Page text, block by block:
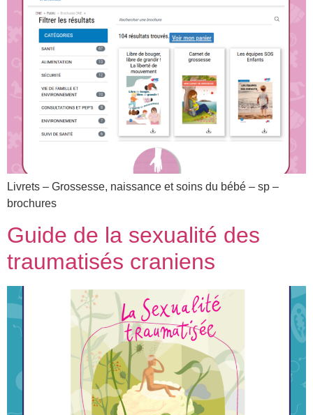
Livrets – Grossesse, naissance et soins du bébé – sp –
brochures
Guide de la sexualité des
traumatisés craniens